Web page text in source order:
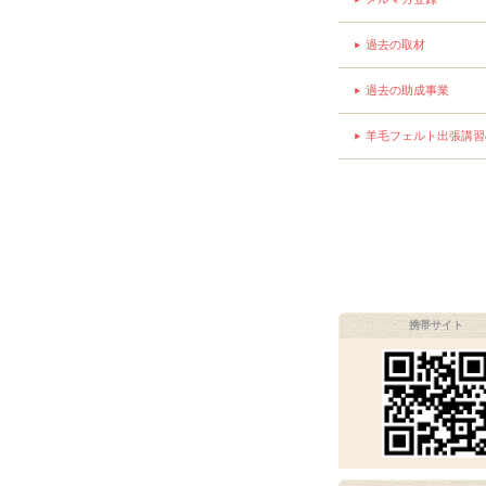
過去の取材
過去の助成事業
羊毛フェルト出張講
携帯サイト